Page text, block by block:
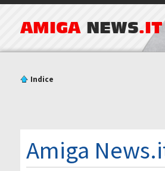
AMIGA NEWS.IT
Indice
Amiga